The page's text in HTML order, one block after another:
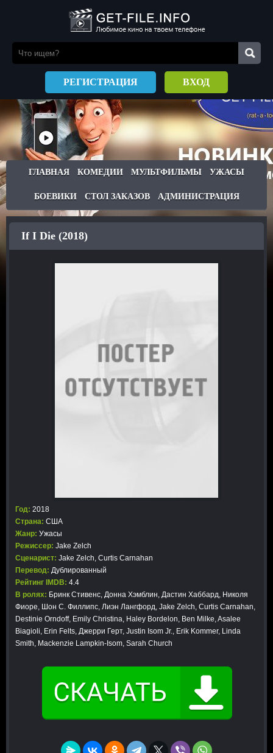
РЕГИСТРАЦИЯ ВХОД
ГЛАВНАЯ КОМЕДИИ МУЛЬТФИЛЬМЫ УЖАСЫ
БОЕВИКИ СТОЛ ЗАКАЗОВ АДМИНИСТРАЦИЯ
If I Die (2018)
Год: 2018
Страна: США
Жанр: Ужасы
Режиссер: Jake Zelch
Сценарист: Jake Zelch, Curtis Carnahan
Перевод: Дублированный
Рейтинг IMDB: 4.4
В ролях: Бринк Стивенс, Донна Хэмблин, Дастин Хаббард, Николя
Фиоре, Шон С. Филлипс, Лиэн Лангфорд, Jake Zelch, Curtis Carnahan,
Destinie Orndoff, Emily Christina, Haley Bordelon, Ben Milke, Asalee
Biagioli, Erin Felts, Джерри Герт, Justin Isom Jr., Erik Kommer, Linda
Smith, Mackenzie Lampkin-Isom, Sarah Church